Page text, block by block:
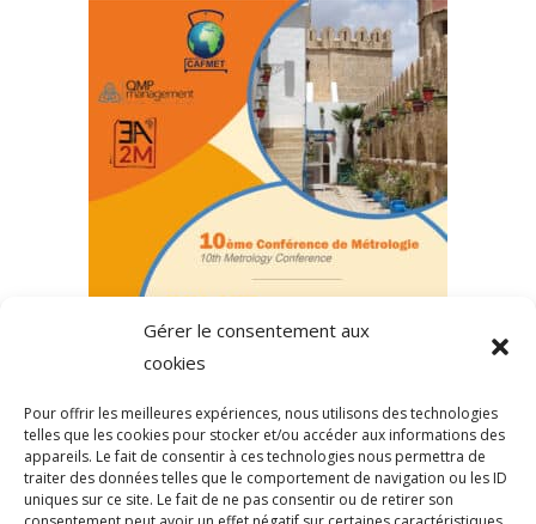
Gérer le consentement aux
cookies
Pour offrir les meilleures expériences, nous utilisons des technologies
telles que les cookies pour stocker et/ou accéder aux informations des
appareils. Le fait de consentir à ces technologies nous permettra de
traiter des données telles que le comportement de navigation ou les ID
uniques sur ce site. Le fait de ne pas consentir ou de retirer son
RÉSEAUX SOCIAUX